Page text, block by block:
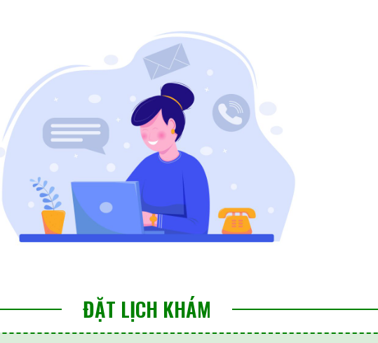
ĐẶT LỊCH KHÁM